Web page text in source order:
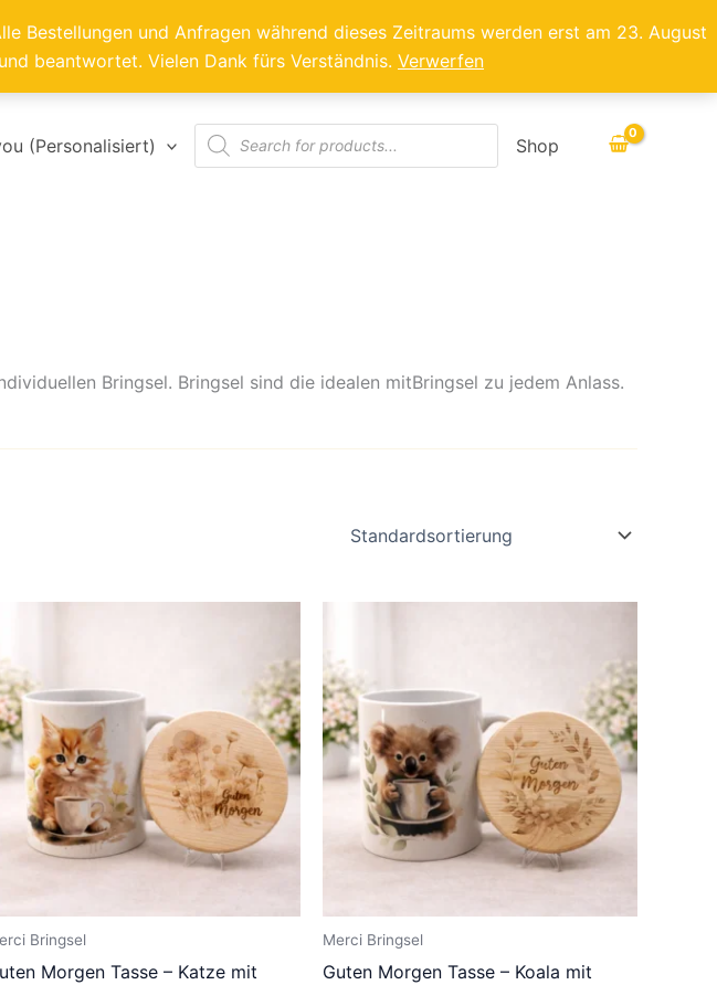
Bestellungen und Anfragen während dieses Zeitraums werden erst am 23. August
beantwortet. Vielen Dank fürs Verständnis. Verwerfen
(Personalisiert)
Products
search
Shop
Bringsel. Bringsel sind die idealen mitBringsel zu jedem Anlass.
Bringsel
Morgen Tasse – Katze mit
Merci Bringsel
Guten Morgen Tasse – Koala mit